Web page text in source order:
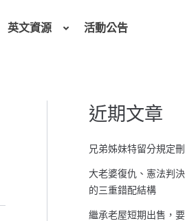
英文資源 活動公告
近期文章
兄弟姊妹特留分規定
大老婆復仇、憲法判
的三重錯配結構
繼承老屋短期出售，